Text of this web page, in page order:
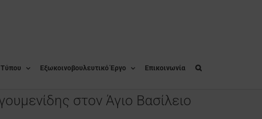
Τύπου Εξωκοινοβουλευτικό Έργο Επικοινωνία
στον Άγιο Βασίλειο